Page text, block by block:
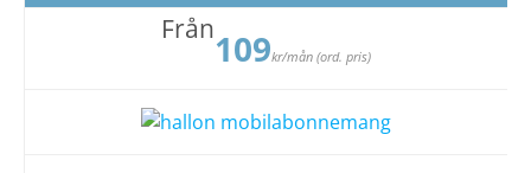
Från109kr/mån (ord. pris)